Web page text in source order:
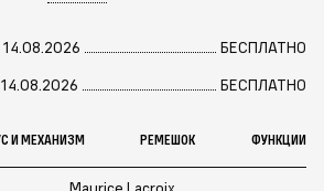
БЕСПЛАТНО
БЕСПЛАТНО
И МЕХАНИЗМ РЕМЕШОК ФУНКЦИИ